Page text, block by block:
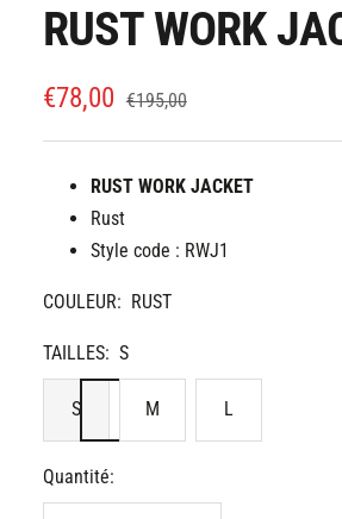
RUST WORK
Prix
de
vente
€78,00 Prix
€195,00
RUST WORK JACKET
Rust
Style code : RWJ1
COULEUR: RUST
TAILLES: S
S M L
Quantité: